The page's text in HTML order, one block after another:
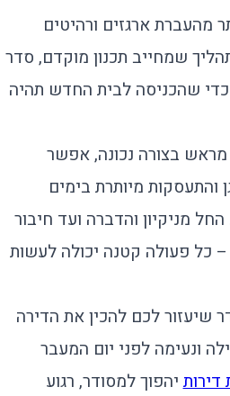
מהעברת ארגזים ורהיטים
שמחייב תכנון מוקדם, סדר
שהכניסה לבית החדש תהיה
בצורה נכונה, אפשר
מיותרת בימים
מניקיון והדברה ועד חיבור
– כל פעולה קטנה יכולה לעשות
שיעזור לכם להכין את הדירה
ונעימה לפני יום המעבר
דירותיהפוך למסודר, רגוע